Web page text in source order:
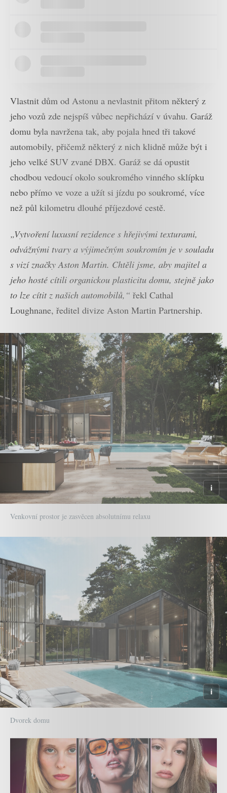
Vlastnit dům od Astonu a nevlastnit přitom některý z
jeho vozů zde nejspíš vůbec nepřichází v úvahu. Garáž
domu byla navržena tak, aby pojala hned tři takové
automobily, přičemž některý z nich klidně může být i
jeho velké SUV zvané DBX. Garáž se dá opustit
chodbou vedoucí okolo soukromého vinného sklípku
nebo přímo ve voze a užít si jízdu po soukromé, více
než půl kilometru dlouhé příjezdové cestě.
„Vytvoření luxusní rezidence s hřejivými texturami,
odvážnými tvary a výjimečným soukromím je v souladu
s vizí značky Aston Martin. Chtěli jsme, aby majitel a
jeho hosté cítili organickou plasticitu domu, stejně jako
to lze cítit z našich automobilů,“ řekl Cathal
Loughnane, ředitel divize Aston Martin Partnership.
Venkovní prostor je zasvěcen absolutnímu relaxu
Dvorek domu